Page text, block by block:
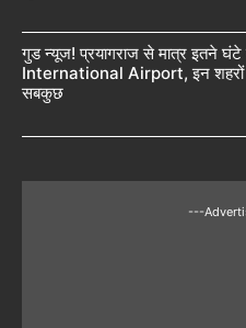
गुड न्यूज! प्रयागराज से मात्र इतने
International Airport, इन शहरों
सबकुछ
---